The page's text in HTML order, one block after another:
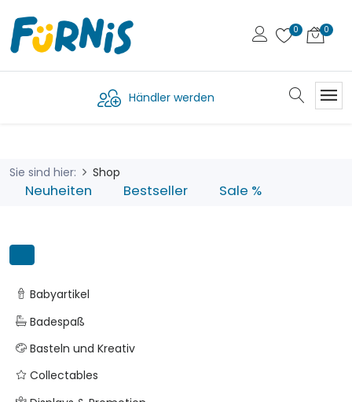
Händler werden
Sie sind hier: Shop
Neuheiten Bestseller Sale %
Babyartikel
Badespaß
Basteln und Kreativ
Collectables